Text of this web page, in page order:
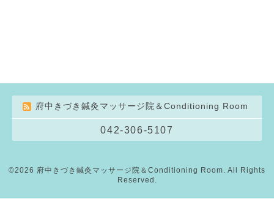
府中きづき鍼灸マッサージ院＆Conditioning Room
042-306-5107
©2026 府中きづき鍼灸マッサージ院＆Conditioning Room . All Rights
Reserved.